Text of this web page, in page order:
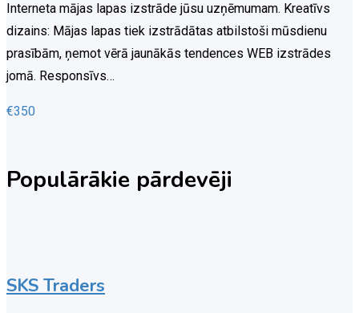
Interneta mājas lapas izstrāde jūsu uzņēmumam. Kreatīvs
dizains: Mājas lapas tiek izstrādātas atbilstoši mūsdienu
prasībām, ņemot vērā jaunākās tendences WEB izstrādes
jomā. Responsīvs…
€350
Populārākie pārdevēji
SKS Traders